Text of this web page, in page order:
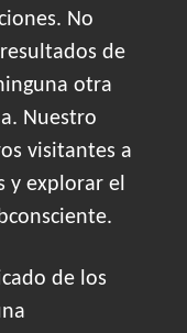
No
de
otra
Nuestro
visitantes a
y explorar el
de los